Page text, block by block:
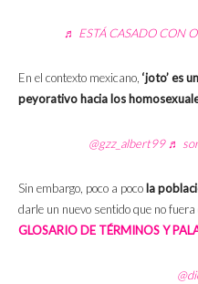
♬ ESTÁ CASADO CON
En el contexto mexicano, ‘joto’ es
peyorativo hacia los
@gzz_albert99 ♬
Sin embargo, poco a poco la
darle un nuevo sentido que no fuera
GLOSARIO DE TÉRMINOS Y